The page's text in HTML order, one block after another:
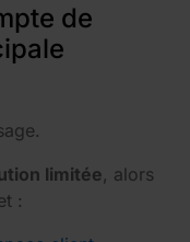
de
limitée, alors
: